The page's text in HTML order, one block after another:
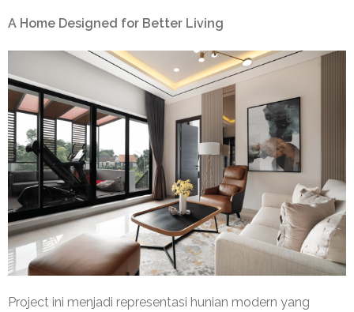
A Home Designed for Better Living
Project ini menjadi representasi hunian modern yang